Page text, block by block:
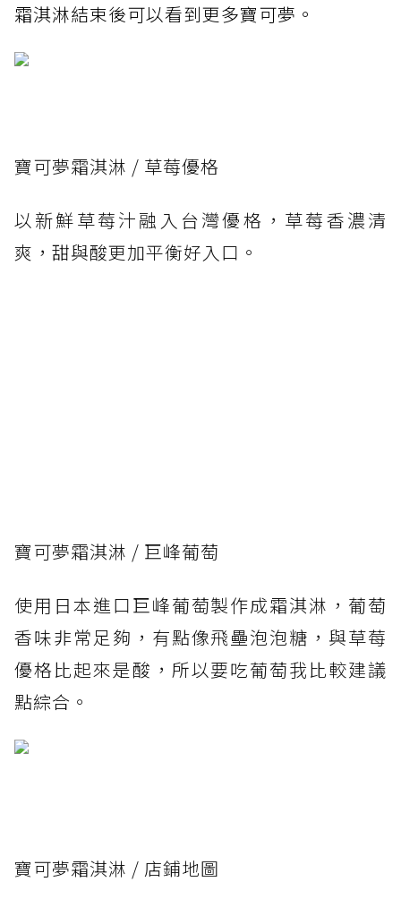
霜淇淋結束後可以看到更多寶可夢。
寶可夢霜淇淋 / 草莓優格
以新鮮草莓汁融入台灣優格，草莓香濃清
爽，甜與酸更加平衡好入口。
寶可夢霜淇淋 / 巨峰葡萄
使用日本進口巨峰葡萄製作成霜淇淋，葡萄
香味非常足夠，有點像飛壘泡泡糖，與草莓
優格比起來是酸，所以要吃葡萄我比較建議
點綜合。
寶可夢霜淇淋 / 店鋪地圖